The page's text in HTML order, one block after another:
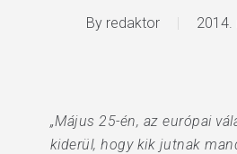
By redaktor 2014.
„Május 25-én, az európai
kiderül, hogy kik jutnak